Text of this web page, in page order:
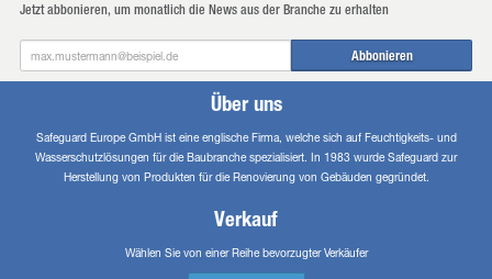
Jetzt abbonieren, um monatlich die News aus der Branche zu erhalten
Abbonieren
Über uns
Safeguard Europe GmbH ist eine englische Firma, welche sich auf Feuchtigkeits- und
Wasserschutzlösungen für die Baubranche spezialisiert. In 1983 wurde Safeguard zur
Herstellung von Produkten für die Renovierung von Gebäuden gegründet.
Verkauf
Wählen Sie von einer Reihe bevorzugter Verkäufer